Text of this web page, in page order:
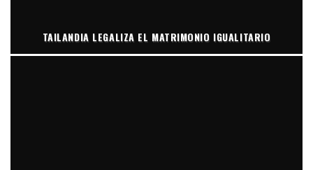
TAILANDIA LEGALIZA EL MATRIMONIO IGUALITARIO